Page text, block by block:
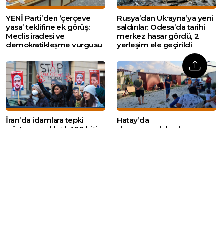
YENİ Parti’den ‘çerçeve
yasa’ teklifine ek görüş:
Meclis iradesi ve
demokratikleşme vurgusu
Rusya’dan Ukrayna’ya yeni
saldırılar: Odesa’da tarihi
merkez hasar gördü, 2
yerleşim ele geçirildi
İran’da idamlara tepki
gösteren yaklaşık 100 kişi
Hatay’da
depremzedelerden